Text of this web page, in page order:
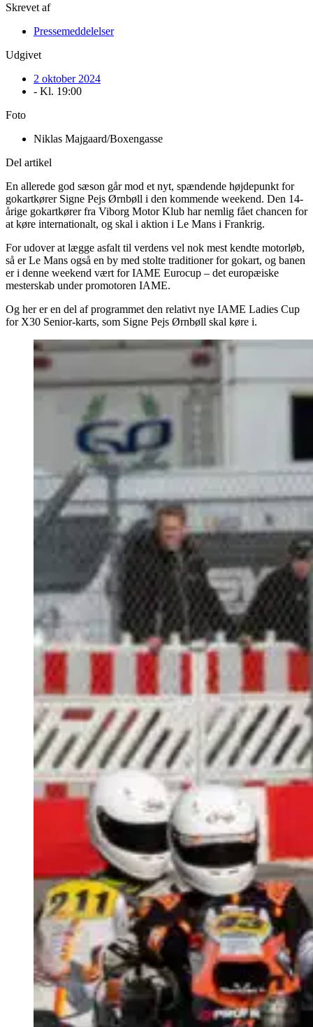
Skrevet af
Pressemeddelelser
Udgivet
2 oktober 2024
- Kl. 19:00
Foto
Niklas Majgaard/Boxengasse
Del artikel
En allerede god sæson går mod et nyt, spændende højdepunkt for
gokartkører Signe Pejs Ørnbøll i den kommende weekend. Den 14-
årige gokartkører fra Viborg Motor Klub har nemlig fået chancen for
at køre internationalt, og skal i aktion i Le Mans i Frankrig.
For udover at lægge asfalt til verdens vel nok mest kendte motorløb,
så er Le Mans også en by med stolte traditioner for gokart, og banen
er i denne weekend vært for IAME Eurocup – det europæiske
mesterskab under promotoren IAME.
Og her er en del af programmet den relativt nye IAME Ladies Cup
for X30 Senior-karts, som Signe Pejs Ørnbøll skal køre i.